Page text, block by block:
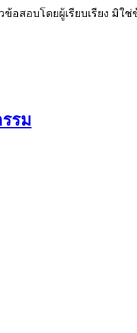
อสอบโดยผู้เรียบเรียง มิใ
รม